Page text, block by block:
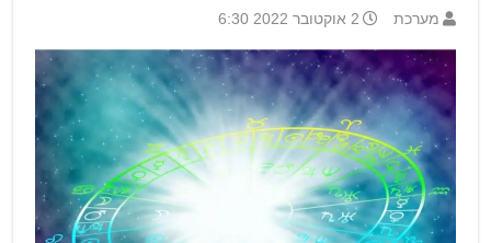
מערכת 2 אוקטובר 2022 6:30